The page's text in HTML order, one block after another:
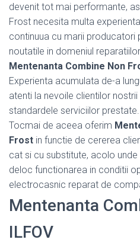
devenit tot mai performante,
Frost necesita multa
continuua cu marii producatori
noutatile in domeniul
Mentenanta Combine Non
Experienta acumulata de-a
atenti la nevoile clientilor
standardele serviciilor prestate.
Tocmai de aceea oferim
Frost in functie de cererea
cat si cu substitute, acolo
deloc functionarea in conditii
electrocasnic reparat de
Mentenanta
ILFOV